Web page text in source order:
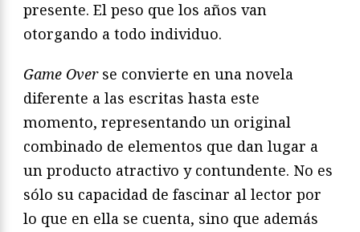
presente. El peso que los años van
otorgando a todo individuo.
Game Over se convierte en una novela
diferente a las escritas hasta este
momento, representando un original
combinado de elementos que dan lugar a
un producto atractivo y contundente. No es
sólo su capacidad de fascinar al lector por
lo que en ella se cuenta, sino que además